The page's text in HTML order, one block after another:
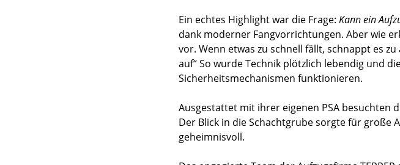
Ein echtes Highlight war die Frage: Kann ein
dank moderner Fangvorrichtungen. Aber wie
vor. Wenn etwas zu schnell fällt, schnappt es
auf“ So wurde Technik plötzlich lebendig und
Sicherheitsmechanismen funktionieren.
Ausgestattet mit ihrer eigenen PSA besuchten
Der Blick in die Schachtgrube sorgte für große
geheimnisvoll.